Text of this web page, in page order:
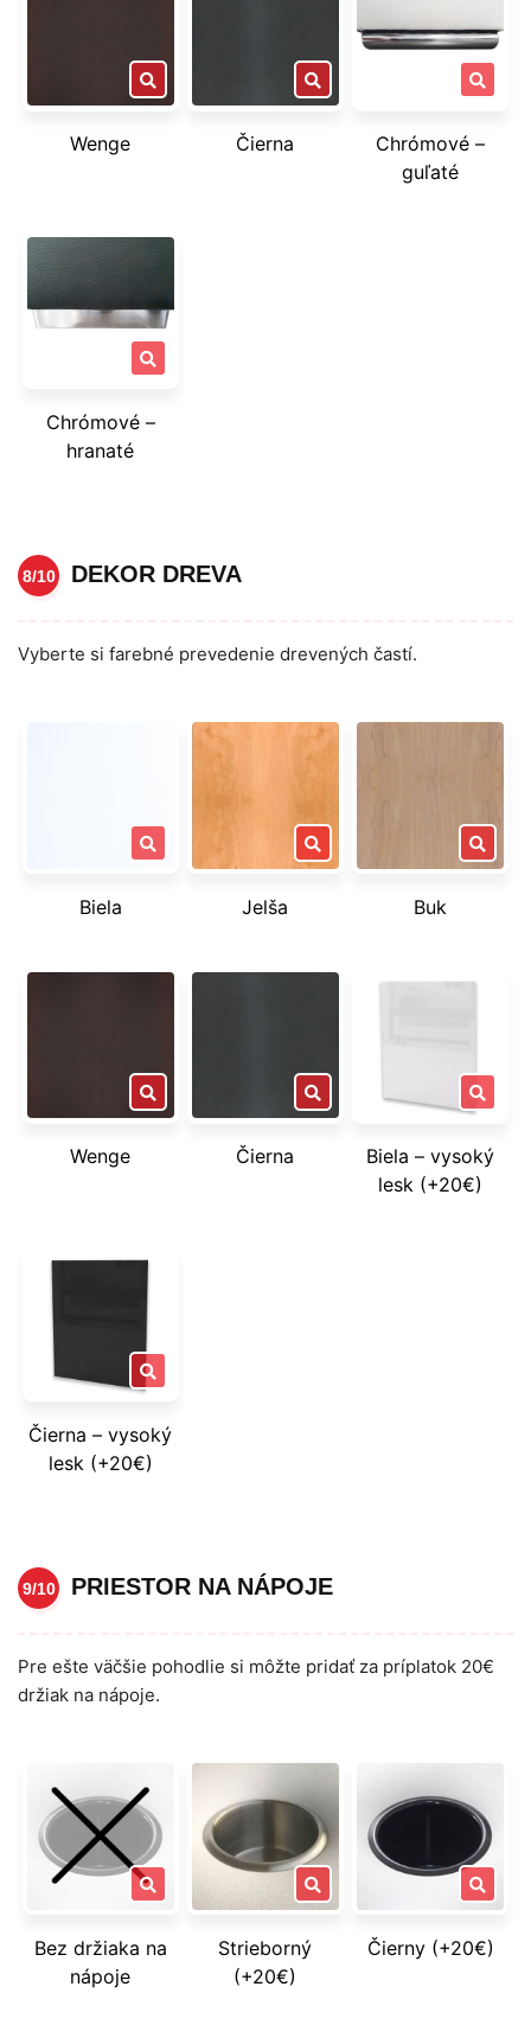
Wenge Čierna
Chrómové –
guľaté
Chrómové –
hranaté
8/10 DEKOR DREVA
Vyberte si farebné prevedenie drevených častí.
Biela Jelša Buk
Wenge Čierna
Biela – vysoký
lesk (+20€)
Čierna – vysoký
lesk (+20€)
9/10 PRIESTOR NA NÁPOJE
Pre ešte väčšie pohodlie si môžte pridať za príplatok 20€
držiak na nápoje.
Bez držiaka na
nápoje
Strieborný
(+20€)
Čierny (+20€)